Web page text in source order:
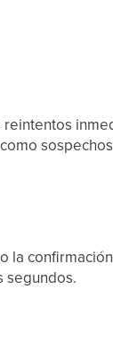
reintentos
la
segundos.